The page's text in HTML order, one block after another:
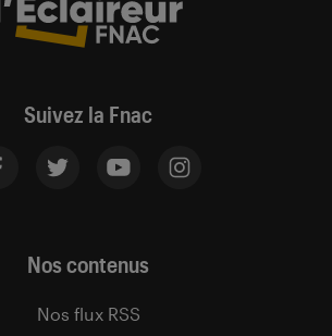
Suivez la Fnac
Nos contenus
Nos flux RSS